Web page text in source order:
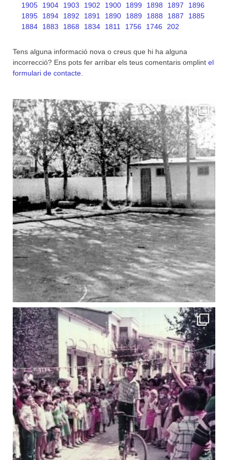
1905
1904 1903 1902 1900 1899 1898 1897
1896
1895
1894 1892 1891 1890 1889 1888 1887
1885
1884
1883 1868 1834 1811 1756 1746 202
Tens alguna informació nova o creus que hi ha alguna
incorrecció? Ens pots fer arribar els teus comentaris omplint el
formulari de contacte